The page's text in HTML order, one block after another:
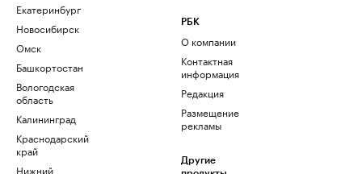
Екатеринбург
Новосибирск
Омск
Башкортостан
Вологодская
область
Калининград
Краснодарский
край
Нижний
РБК
О компании
Контактная
информация
Редакция
Размещение
рекламы
Другие